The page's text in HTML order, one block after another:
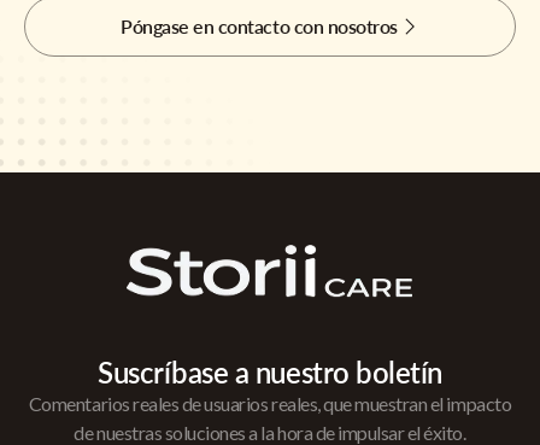
Póngase en contacto con nosotros
Suscríbase a nuestro boletín
Comentarios reales de usuarios reales, que muestran el impacto
de nuestras soluciones a la hora de impulsar el éxito.